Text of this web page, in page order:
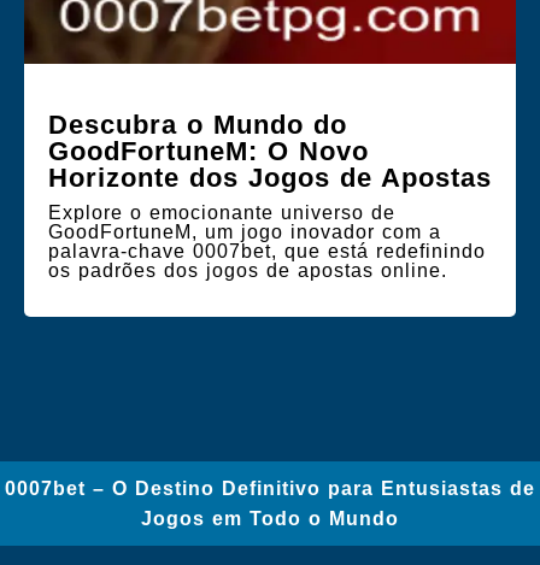
Descubra o Mundo do
GoodFortuneM: O Novo
Horizonte dos Jogos de Apostas
Explore o emocionante universo de
GoodFortuneM, um jogo inovador com a
palavra-chave 0007bet, que está redefinindo
os padrões dos jogos de apostas online.
0007bet – O Destino Definitivo para Entusiastas de
Jogos em Todo o Mundo